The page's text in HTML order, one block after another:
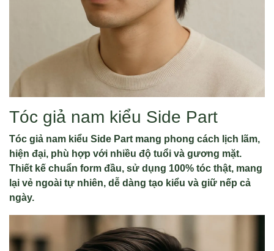
Tóc giả nam kiểu Side Part
Tóc giả nam kiểu Side Part mang phong cách lịch lãm,
hiện đại, phù hợp với nhiều độ tuổi và gương mặt.
Thiết kế chuẩn form đầu, sử dụng 100% tóc thật, mang
lại vẻ ngoài tự nhiên, dễ dàng tạo kiểu và giữ nếp cả
ngày.